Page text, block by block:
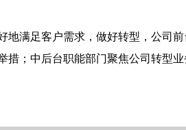
地满足客户需求，做好转型，公司
措；中后台职能部门聚焦公司转型